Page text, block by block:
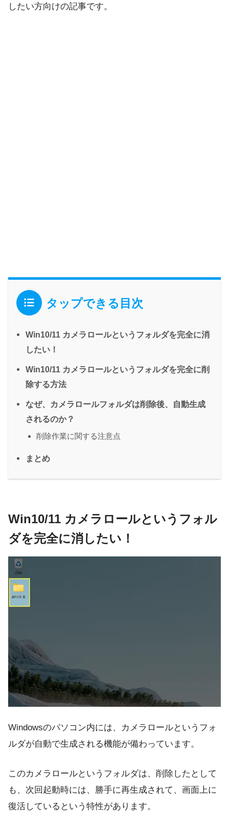
したい方向けの記事です。
タップできる目次
Win10/11 カメラロールというフォルダを完全に消
したい！
Win10/11 カメラロールというフォルダを完全に削
除する方法
なぜ、カメラロールフォルダは削除後、自動生成
されるのか？
削除作業に関する注意点
まとめ
Win10/11 カメラロールというフォル
ダを完全に消したい！
Windowsのパソコン内には、カメラロールというフォ
ルダが自動で生成される機能が備わっています。
このカメラロールというフォルダは、削除したとして
も、次回起動時には、勝手に再生成されて、画面上に
復活しているという特性があります。